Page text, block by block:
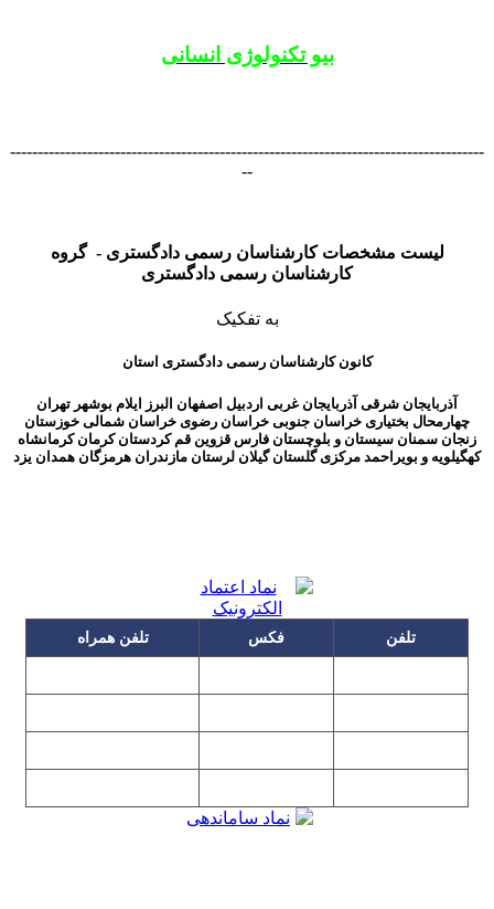
بیو تکنولوژی انسانی
--------------------------------------------------------------------------------------
--
لیست مشخصات کارشناسان رسمی دادگستری - گروه
کارشناسان رسمی دادگستری
به تفکیک
کانون کارشناسان رسمی دادگستری استان
آذربایجان شرقی آذربایجان غربی اردبیل اصفهان البرز ایلام بوشهر تهران
چهارمحال بختیاری خراسان جنوبی خراسان رضوی خراسان شمالی خوزستان
زنجان سمنان سیستان و بلوچستان فارس قزوین قم کردستان کرمان کرمانشاه
کهگیلویه و بویراحمد مرکزی گلستان گیلان لرستان مازندران هرمزگان همدان یزد
تلفن فکس تلفن همراه